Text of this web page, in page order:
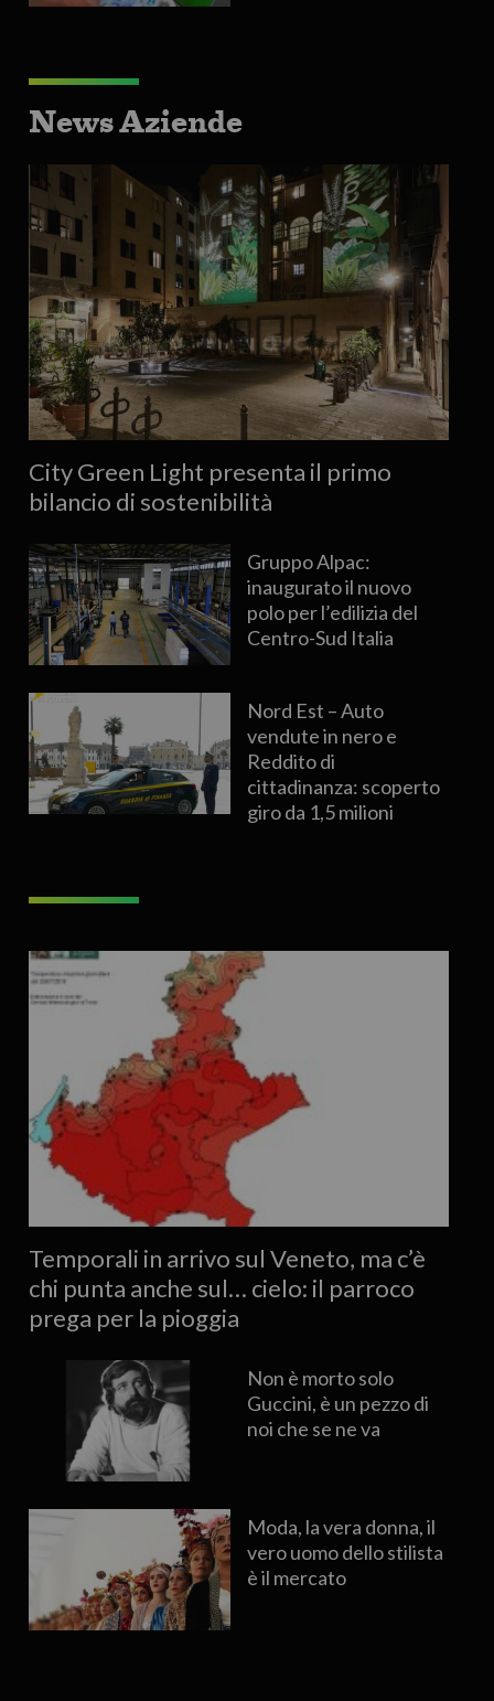
News Aziende
City Green Light presenta il primo
bilancio di sostenibilità
Gruppo Alpac:
inaugurato il nuovo
polo per l’edilizia del
Centro-Sud Italia
Nord Est – Auto
vendute in nero e
Reddito di
cittadinanza: scoperto
giro da 1,5 milioni
Temporali in arrivo sul Veneto, ma c’è
chi punta anche sul… cielo: il parroco
prega per la pioggia
Non è morto solo
Guccini, è un pezzo di
noi che se ne va
Moda, la vera donna, il
vero uomo dello stilista
è il mercato